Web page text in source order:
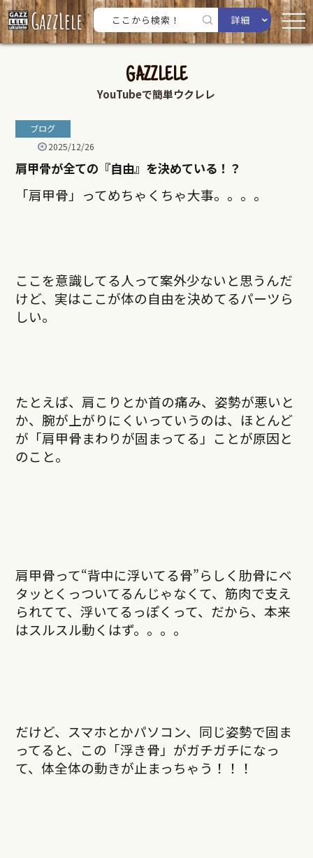
詳細
GAZZLELE
YouTubeで簡単ウクレレ
ブログ
2025/12/26
肩甲骨が全ての『自由』を決めている！？
「肩甲骨」ってめちゃくちゃ大事。。。。
ここを意識してる人って案外少ないと思うんだ
けど、実はここが体の自由を決めてるパーツら
しい。
たとえば、肩こりとか首の痛み、姿勢が悪いと
か、腕が上がりにくいっていうのは、ほとんど
が「肩甲骨まわりが固まってる」ことが原因と
のこと。
肩甲骨って“背中に浮いてる骨”らしく肋骨にベ
タッとくっついてるんじゃなくて、筋肉で支え
られてて、浮いてるっぽくって、だから、本来
はスルスル動くはず。。。。
だけど、スマホとかパソコン、同じ姿勢で固ま
ってると、この「浮き骨」がガチガチになっ
て、体全体の動きが止まっちゃう！！！